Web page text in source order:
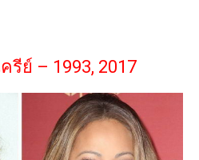
รีย์ – 1993, 2017